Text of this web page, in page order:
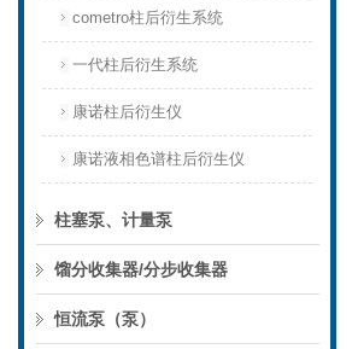
cometro柱后衍生系统
一代柱后衍生系统
康诺柱后衍生仪
康诺液相色谱柱后衍生仪
柱塞泵、计量泵
馏分收集器/分步收集器
恒流泵（泵）